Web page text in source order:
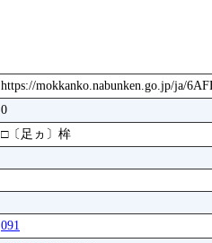
https://mokkanko.nabunken.go.jp/ja/
0
□〔足ヵ〕桙
091